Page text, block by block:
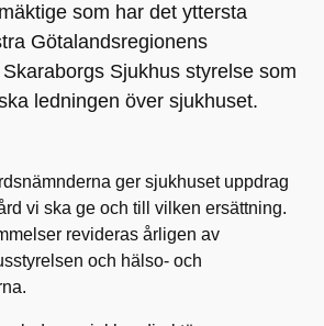
som har det yttersta
Götalandsregionens
Sjukhus styrelse som
ledningen över sjukhuset.
ger sjukhuset uppdrag
vi ska ge och till vilken ersättning.
revideras årligen av
och hälso- och